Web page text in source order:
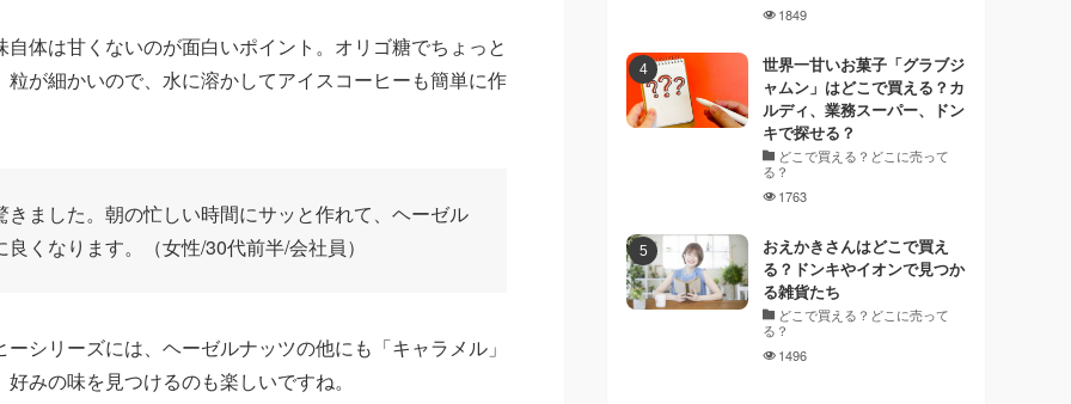
体は甘くないのが面白いポイント。オリゴ糖でちょっと
が細かいので、水に溶かしてアイスコーヒーも簡単に作
ました。朝の忙しい時間にサッと作れて、ヘーゼル
くなります。（女性/30代前半/会社員）
シリーズには、ヘーゼルナッツの他にも「キャラメル」
みの味を見つけるのも楽しいですね。
1849
世界一甘いお菓子「グラブジ
ャムン」はどこで買える？カ
ルディ、業務スーパー、ドン
キで探せる？
どこで買える？どこに売って
る？
1763
おえかきさんはどこで買え
る？ドンキやイオンで見つか
る雑貨たち
どこで買える？どこに売って
る？
1496